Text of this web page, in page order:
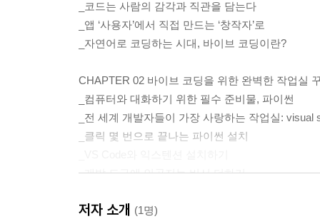
_코드는 사람의 감각과 직관을 담는다
_앱 ‘사용자’에서 직접 만드는 ‘창작자’로
_자연어로 코딩하는 시대, 바이브 코딩이란?
CHAPTER 02 바이브 코딩을 위한 완벽한 작업실
_컴퓨터와 대화하기 위한 필수 준비물, 파이썬
_전 세계 개발자들이 가장 사랑하는 작업실: visual
_클릭 몇 번으로 끝나는 파이썬 설치
_개발 도구에 인공지능 비서 더하기
저자 소개 (1명)